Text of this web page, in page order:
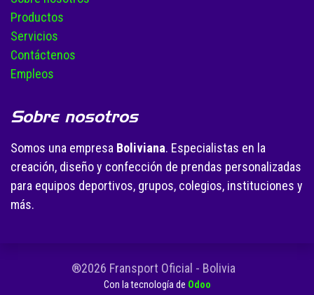
Productos
Servicios
Contáctenos
Empleos
Sobre nosotros
Somos una empresa Boliviana. Especialistas en la
creación, diseño y confección de prendas personalizadas
para equipos deportivos, grupos, colegios, instituciones y
más.
®2026 Fransport Oficial - Bolivia
Con la tecnología de Odoo